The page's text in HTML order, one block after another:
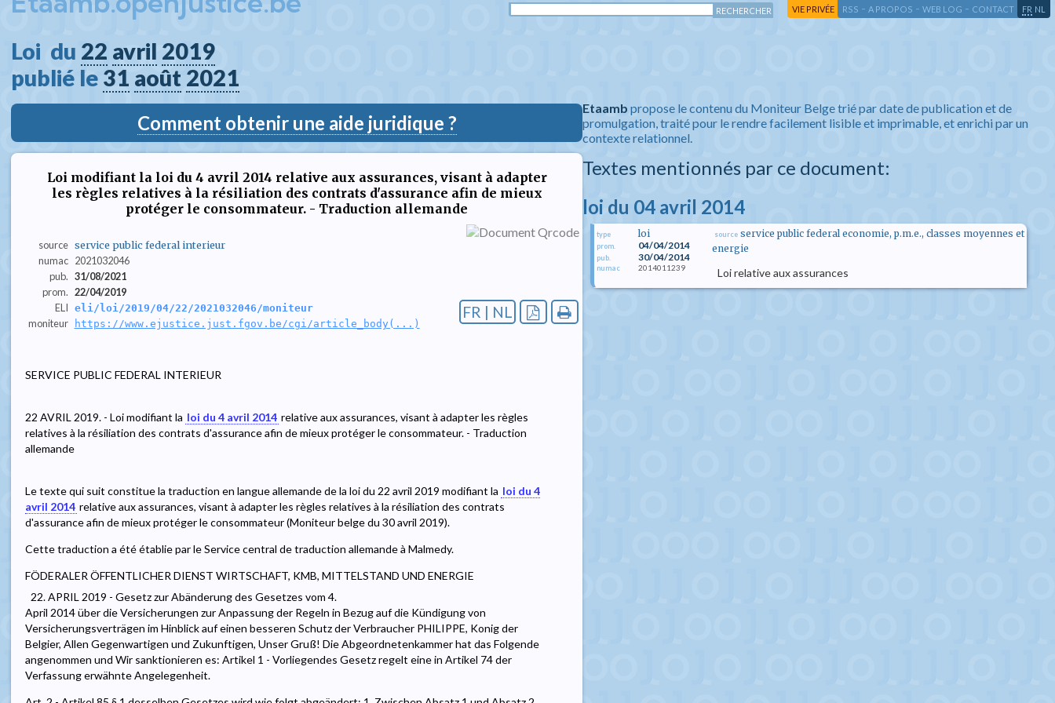
VIE PRIVÉE RSS - A PROPOS - WEB LOG - CONTACT FR NL
Loi  du 22 avril 2019
publié le 31 août 2021
Comment obtenir une aide juridique ?
Loi modifiant la loi du 4 avril 2014 relative aux assurances, visant à adapter
les règles relatives à la résiliation des contrats d'assurance afin de mieux
protéger le consommateur. - Traduction allemande
source service public federal interieur
numac 2021032046
pub. 31/08/2021
prom. 22/04/2019
ELI eli/loi/2019/04/22/2021032046/moniteur
moniteur https://www.ejustice.just.fgov.be/cgi/article_body(...)
FR | NL
SERVICE PUBLIC FEDERAL INTERIEUR
22 AVRIL 2019. - Loi modifiant la loi du 4 avril 2014 relative aux assurances, visant à adapter les règles
relatives à la résiliation des contrats d'assurance afin de mieux protéger le consommateur. - Traduction
allemande
Le texte qui suit constitue la traduction en langue allemande de la loi du 22 avril 2019 modifiant la loi du 4
avril 2014 relative aux assurances, visant à adapter les règles relatives à la résiliation des contrats
d'assurance afin de mieux protéger le consommateur (Moniteur belge du 30 avril 2019).
Cette traduction a été établie par le Service central de traduction allemande à Malmedy.
FÖDERALER ÖFFENTLICHER DIENST WIRTSCHAFT, KMB, MITTELSTAND UND ENERGIE
22. APRIL 2019 - Gesetz zur Abänderung des Gesetzes vom 4.
April 2014 über die Versicherungen zur Anpassung der Regeln in Bezug auf die Kündigung von
Versicherungsverträgen im Hinblick auf einen besseren Schutz der Verbraucher PHILIPPE, Konig der
Belgier, Allen Gegenwartigen und Zukunftigen, Unser Gruß! Die Abgeordnetenkammer hat das Folgende
angenommen und Wir sanktionieren es: Artikel 1 - Vorliegendes Gesetz regelt eine in Artikel 74 der
Verfassung erwähnte Angelegenheit.
Etaamb propose le contenu du Moniteur Belge trié par date de publication et de
promulgation, traité pour le rendre facilement lisible et imprimable, et enrichi par un
contexte relationnel.
Textes mentionnés par ce document:
loi du 04 avril 2014
type loi
prom. 04/04/2014
pub. 30/04/2014
numac 2014011239
source service public federal economie, p.m.e., classes moyennes et
energie
Loi relative aux assurances